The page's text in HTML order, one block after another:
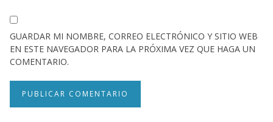
GUARDAR MI NOMBRE, CORREO ELECTRÓNICO Y SITIO WEB
EN ESTE NAVEGADOR PARA LA PRÓXIMA VEZ QUE HAGA UN
COMENTARIO.